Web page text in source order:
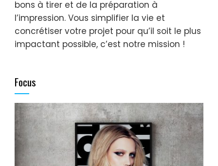
bons à tirer et de la préparation à
l’impression. Vous simplifier la vie et
concrétiser votre projet pour qu’il soit le plus
impactant possible, c’est notre mission !
Focus